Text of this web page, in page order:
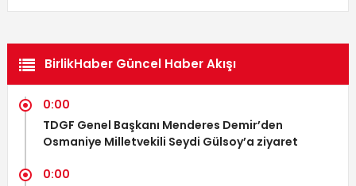
BirlikHaber Güncel Haber Akışı
0:00
TDGF Genel Başkanı Menderes Demir’den
Osmaniye Milletvekili Seydi Gülsoy’a ziyaret
0:00